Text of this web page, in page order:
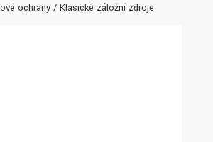
ochrany
Klasické záložní zdroje